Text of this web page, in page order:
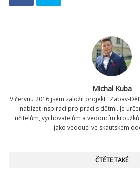
Michal Kuba
V červnu 2016 jsem založil projekt "Zabav-
nabízet inspiraci pro práci s dětmi. Je
učitelům, vychovatelům a vedoucím
jako vedoucí ve skautském
ČTĚTE TAKÉ